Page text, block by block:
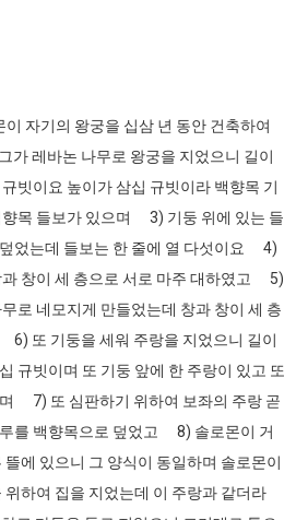
자기의 왕궁을 십삼 년 동안 건축하여
레바논 나무로 왕궁을 지었으니 길이
빗이요 높이가 삼십 규빗이라 백향목 기
향목 들보가 있으며 3) 기둥 위에 있는 들
었는데 들보는 한 줄에 열 다섯이요 4)
과 창이 세 층으로 서로 마주 대하였고 5)
로 네모지게 만들었는데 창과 창이 세 층
또 기둥을 세워 주랑을 지었으니 길이
규빗이며 또 기둥 앞에 한 주랑이 있고 또
7) 또 심판하기 위하여 보좌의 주랑 곧
를 백향목으로 덮었고 8) 솔로몬이 거
에 있으니 그 양식이 동일하며 솔로몬이
위하여 집을 지었는데 이 주랑과 같더라